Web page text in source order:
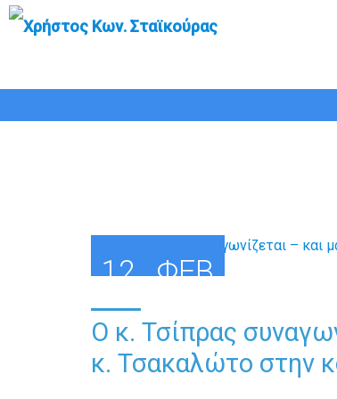
Ο κ. Τσίπρας
12 ΦΕΒ
Ο κ. Τσίπρας
κ. Τσακαλώτο στην